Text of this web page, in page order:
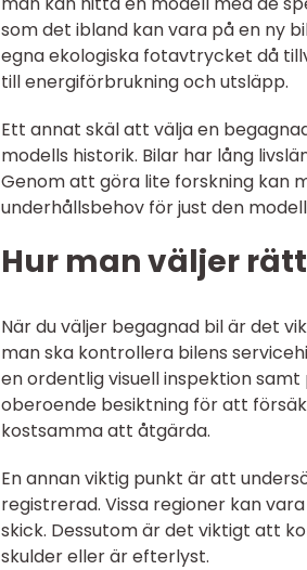
som det ibland kan vara på en ny
egna ekologiska fotavtrycket då
till energiförbrukning och utsläpp.
Ett annat skäl att välja en
modells historik. Bilar har lång
Genom att göra lite forskning kan
underhållsbehov för just den
Hur man väljer
När du väljer begagnad bil är det
man ska kontrollera bilens
en ordentlig visuell inspektion
oberoende besiktning för att
kostsamma att åtgärda.
En annan viktig punkt är att
registrerad. Vissa regioner kan
skick. Dessutom är det viktigt att
skulder eller är efterlyst.